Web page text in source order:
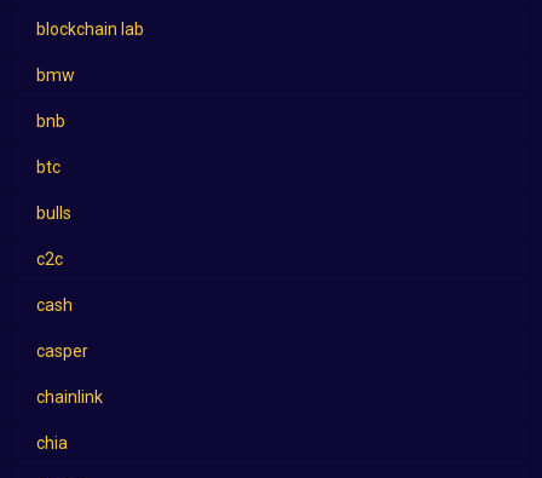
blockchain lab
bmw
bnb
btc
bulls
c2c
cash
casper
chainlink
chia